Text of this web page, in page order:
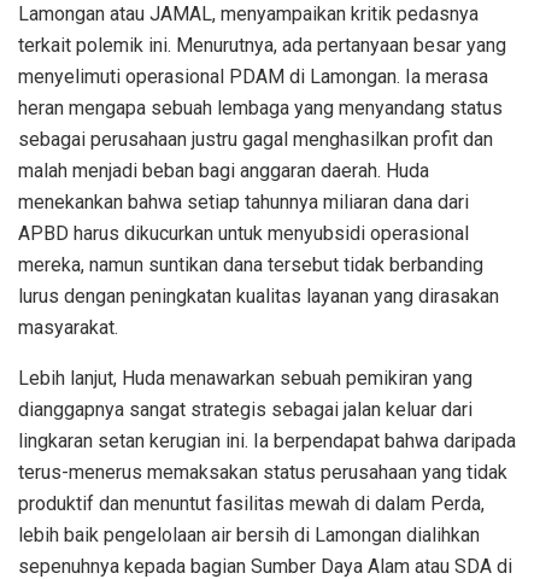
Lamongan atau JAMAL, menyampaikan kritik pedasnya
terkait polemik ini. Menurutnya, ada pertanyaan besar yang
menyelimuti operasional PDAM di Lamongan. Ia merasa
heran mengapa sebuah lembaga yang menyandang status
sebagai perusahaan justru gagal menghasilkan profit dan
malah menjadi beban bagi anggaran daerah. Huda
menekankan bahwa setiap tahunnya miliaran dana dari
APBD harus dikucurkan untuk menyubsidi operasional
mereka, namun suntikan dana tersebut tidak berbanding
lurus dengan peningkatan kualitas layanan yang dirasakan
masyarakat.
Lebih lanjut, Huda menawarkan sebuah pemikiran yang
dianggapnya sangat strategis sebagai jalan keluar dari
lingkaran setan kerugian ini. Ia berpendapat bahwa daripada
terus-menerus memaksakan status perusahaan yang tidak
produktif dan menuntut fasilitas mewah di dalam Perda,
lebih baik pengelolaan air bersih di Lamongan dialihkan
sepenuhnya kepada bagian Sumber Daya Alam atau SDA di